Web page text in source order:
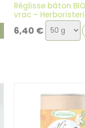
Réglisse bâton
vrac –
6,40 € Choix
de